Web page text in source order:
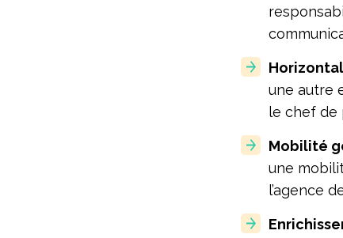
une autre
le chef de
Mobilité
une
l’agence